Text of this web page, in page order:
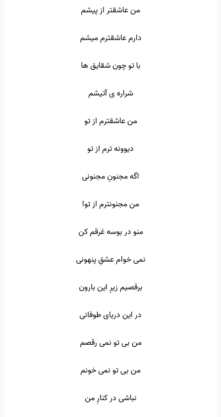
من عاشقتر از پیشم
دارم عاشقترم میشم
با تو چون شقایق ها
شراره ی آتیشم
من عاشقترم از تو
دیوونه ترم از تو
اگه مجنونِ مجنونی
من مجنونترم از تو!
منو در بوسه غرقم کن
نمی خوام عشقِ پنهونی
برقصیم زیرِ این بارون
در این دریای طوفانی
من بی تو نمی رقصم
من بی تو نمی خونم
نباشی در کنارِ من